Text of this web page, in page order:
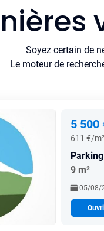
Soyez certain de
Le moteur de
5 500
611 €/m²
Parking
9 m²
05/08/